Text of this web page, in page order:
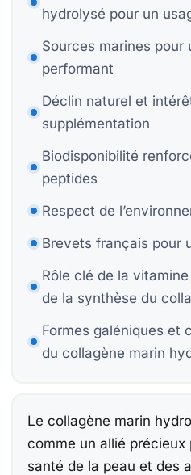
hydrolysé pour un
Sources marines pour
performant
Déclin naturel et
supplémentation
Biodisponibilité
peptides
Respect de
Brevets français pour
Rôle clé de la
de la synthèse du
Formes galéniques et
du collagène marin
Le collagène marin
comme un allié précieux
santé de la peau et des